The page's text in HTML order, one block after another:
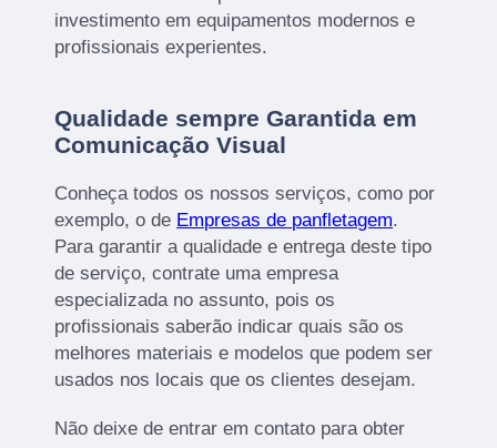
investimento em equipamentos modernos e
profissionais experientes.
Qualidade sempre Garantida em
Comunicação Visual
Conheça todos os nossos serviços, como por
exemplo, o de Empresas de panfletagem.
Para garantir a qualidade e entrega deste tipo
de serviço, contrate uma empresa
especializada no assunto, pois os
profissionais saberão indicar quais são os
melhores materiais e modelos que podem ser
usados nos locais que os clientes desejam.
Não deixe de entrar em contato para obter